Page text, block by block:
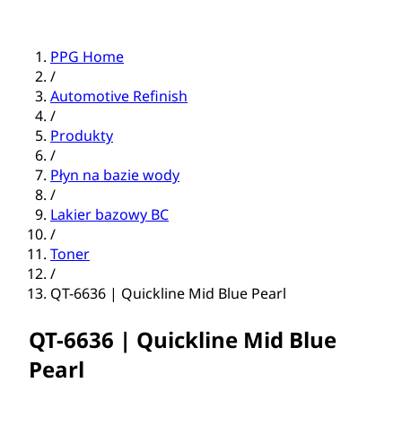
PPG Home
/
Automotive Refinish
/
Produkty
/
Płyn na bazie wody
/
Lakier bazowy BC
/
Toner
/
QT-6636 | Quickline Mid Blue Pearl
QT-6636 | Quickline Mid Blue
Pearl